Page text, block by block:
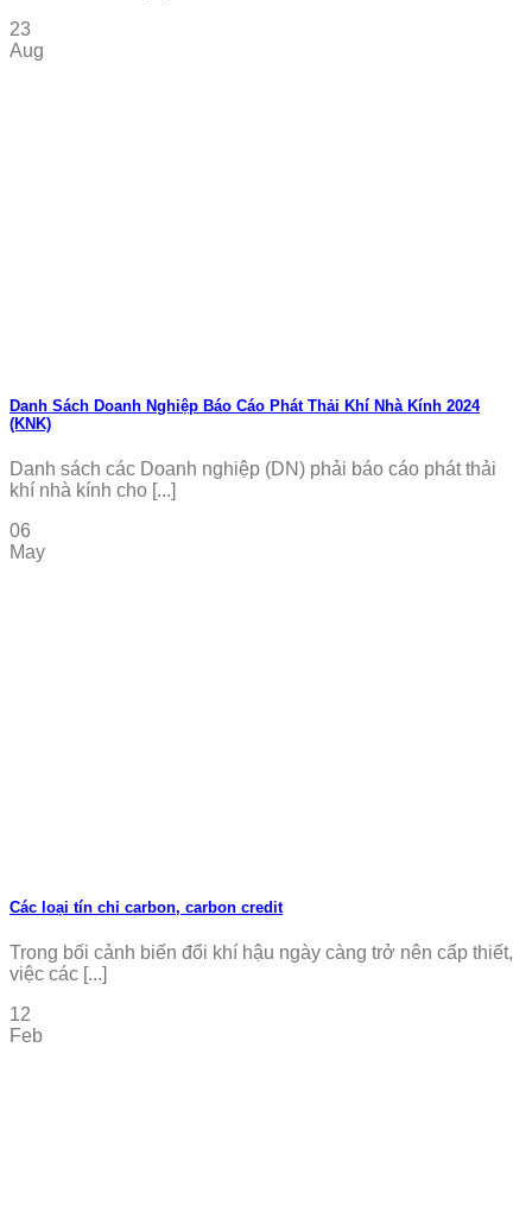
23
Aug
Danh Sách Doanh Nghiệp Báo Cáo Phát Thải Khí Nhà Kính 2024
(KNK)
Danh sách các Doanh nghiệp (DN) phải báo cáo phát thải
khí nhà kính cho [...]
06
May
Các loại tín chỉ carbon, carbon credit
Trong bối cảnh biến đổi khí hậu ngày càng trở nên cấp thiết,
việc các [...]
12
Feb